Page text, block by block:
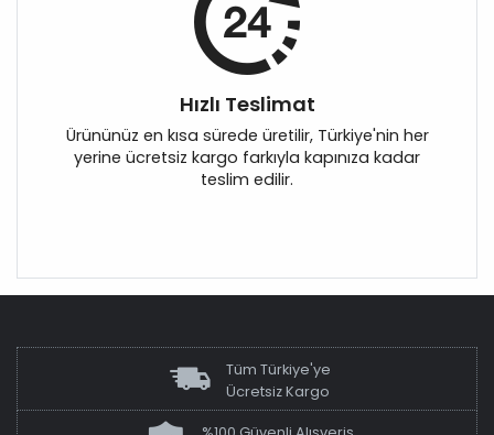
Hızlı Teslimat
Ürününüz en kısa sürede üretilir, Türkiye'nin her
yerine ücretsiz kargo farkıyla kapınıza kadar
teslim edilir.
Tüm Türkiye'ye
Ücretsiz Kargo